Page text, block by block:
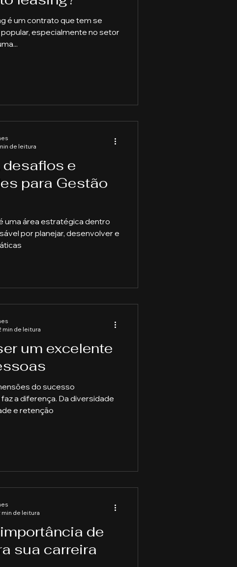
Graduação
é um contrato que tem se
especialmente no setor
desafios e
para Gestão
uma área estratégica dentro
por planejar, desenvolver e
de leitura
um excelente
do sucesso
a diferença. Da diversidade
e retenção
min de leitura
de
sua carreira
min de leitura